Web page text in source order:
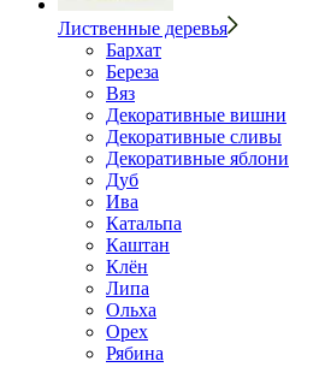
Лиственные деревья
Бархат
Береза
Вяз
Декоративные вишни
Декоративные сливы
Декоративные яблони
Дуб
Ива
Катальпа
Каштан
Клён
Липа
Ольха
Орех
Рябина